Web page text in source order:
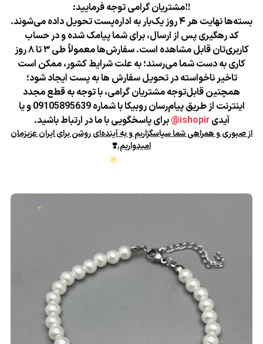
‼️مشتریان گرامی توجه فرمایید:
بسته‌ها نهایت هر ۴ روز یک‌بار به اداره‌پست تحویل داده می‌شوند.
کد رهگیری پس از ارسال، برای شما پیامک شده و در حساب
کاربری‌تان قابل مشاهده است. سفارش‌ها معمولاً طی ۳ تا ۸ روز
کاری به دست شما می‌رسند؛به علت شرایط کشور، ممکن است
تاخیر ناخواسته در تحویل سفارش ها به پست ایجاد شود؛
همچنین قابل‌توجه مشتریان گرامی، با توجه به قطع مجدد
اینترنت از طریق پیام‌رسان روبیکا با شماره 09105895639 و یا
آیدیishopir@ برای پاسخگویی با ما در ارتباط باشید.
از صبوری و همراهی شما سپاسگزاریم و به آینده‌ای روشن برای ایران عزیزمان
امیدواریم.❣️
★